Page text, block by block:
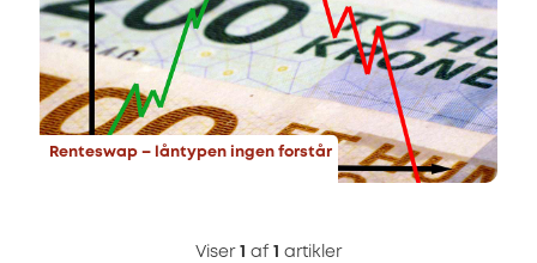
Renteswap – låntypen ingen forstår
Viser 1 af 1 artikler